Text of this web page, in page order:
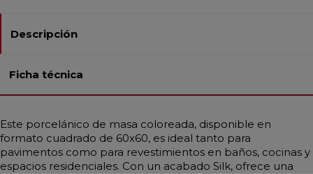
Descripción
Ficha técnica
Este porcelánico de masa coloreada, disponible en
formato cuadrado de 60x60, es ideal tanto para
pavimentos como para revestimientos en baños, cocinas y
espacios residenciales. Con un acabado Silk, ofrece una